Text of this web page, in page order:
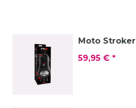
Moto Stroker
59,95 € *